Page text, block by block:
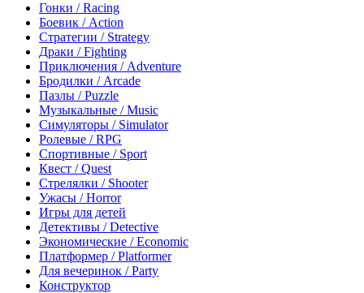
Гонки / Racing
Боевик / Action
Стратегии / Strategy
Драки / Fighting
Приключения / Adventure
Бродилки / Arcade
Пазлы / Puzzle
Музыкальные / Music
Симуляторы / Simulator
Ролевые / RPG
Спортивные / Sport
Квест / Quest
Стрелялки / Shooter
Ужасы / Horror
Игры для детей
Детективы / Detective
Экономические / Economic
Платформер / Platformer
Для вечеринок / Party
Конструктор